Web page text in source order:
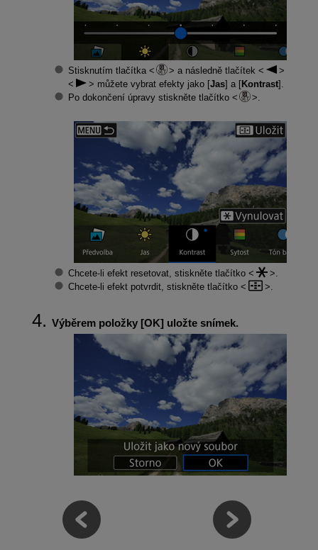
Stisknutím tlačítka
a následně tlačítek
můžete vybrat efekty jako [Jas] a [Kontrast].
Po dokončení úpravy stiskněte tlačítko
.
Chcete-li efekt resetovat, stiskněte tlačítko
.
Chcete-li efekt potvrdit, stiskněte tlačítko
.
Výběrem položky [OK] uložte snímek.